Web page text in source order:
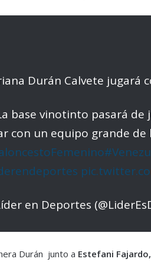
Durán Calvete jugará
base vinotinto pasará de
con un equipo grande de
en Deportes
Durán junto a Estefani